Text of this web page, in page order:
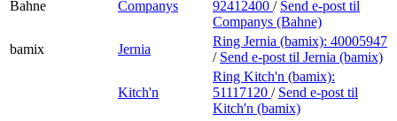
Bahne Companys
92412400 / Send e-post til
Companys (Bahne)
bamix
Jernia
Ring Jernia (bamix): 40005947
/ Send e-post til Jernia (bamix)
Kitch'n
Ring Kitch'n (bamix):
51117120 / Send e-post til
Kitch'n (bamix)